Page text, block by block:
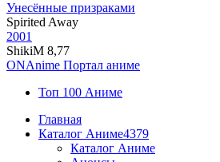
Унесённые призраками
Spirited Away
2001
ShikiM 8,77
ONAnime Портал аниме
Топ 100 Аниме
Главная
Каталог Аниме4379
Каталог Аниме